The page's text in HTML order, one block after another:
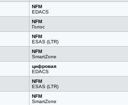
NFM
EDACS
NFM
Голос
NFM
ESAS (LTR)
NFM
SmartZone
цифровая
EDACS
NFM
ESAS (LTR)
NFM
SmartZone